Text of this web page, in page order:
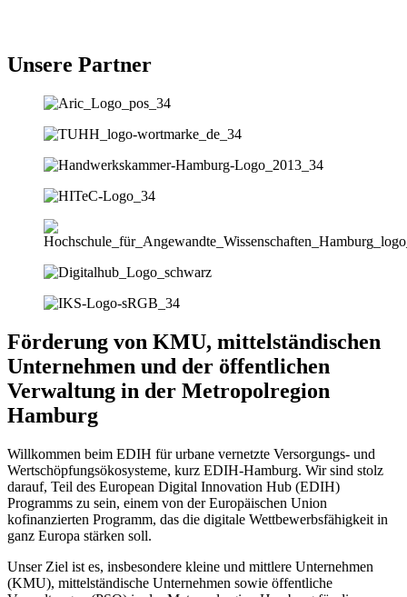
Unsere Partner
Förderung von KMU, mittelständischen
Unternehmen und der öffentlichen
Verwaltung in der Metropolregion
Hamburg
Willkommen beim EDIH für urbane vernetzte Versorgungs- und
Wertschöpfungsökosysteme, kurz EDIH-Hamburg. Wir sind stolz
darauf, Teil des European Digital Innovation Hub (EDIH)
Programms zu sein, einem von der Europäischen Union
kofinanzierten Programm, das die digitale Wettbewerbsfähigkeit in
ganz Europa stärken soll.
Unser Ziel ist es, insbesondere kleine und mittlere Unternehmen
(KMU), mittelständische Unternehmen sowie öffentliche